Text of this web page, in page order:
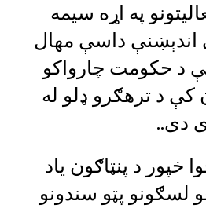
په اړه سیمه
اندېښنې داسې مهال
د حکومت چارواکو
کې د ترهګرو ډلو له
دی..
خپور د پنټاګون یاد
لسګونو پټو سندونو